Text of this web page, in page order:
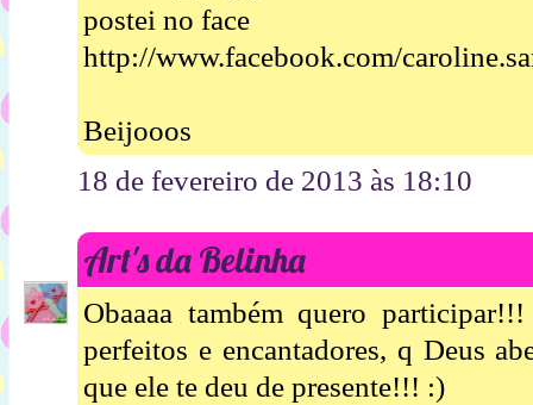
postei no face
http://www.facebook.com/
Beijooos
18 de fevereiro de 2013 às 18:10
Art's da Belinha
Obaaaa também quero
perfeitos e encantadores, q Deus
que ele te deu de presente!!! :)